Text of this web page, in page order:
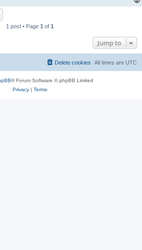
1 post • Page 1 of 1
Jump to
All times are UTC
Delete cookies
® Forum Software © phpBB Limited
Privacy| Terms